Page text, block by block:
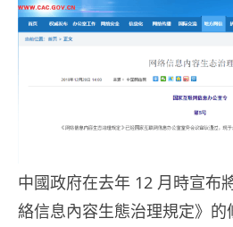
中國政府在去年 12 月時宣布
絡信息內容生態治理規定》的